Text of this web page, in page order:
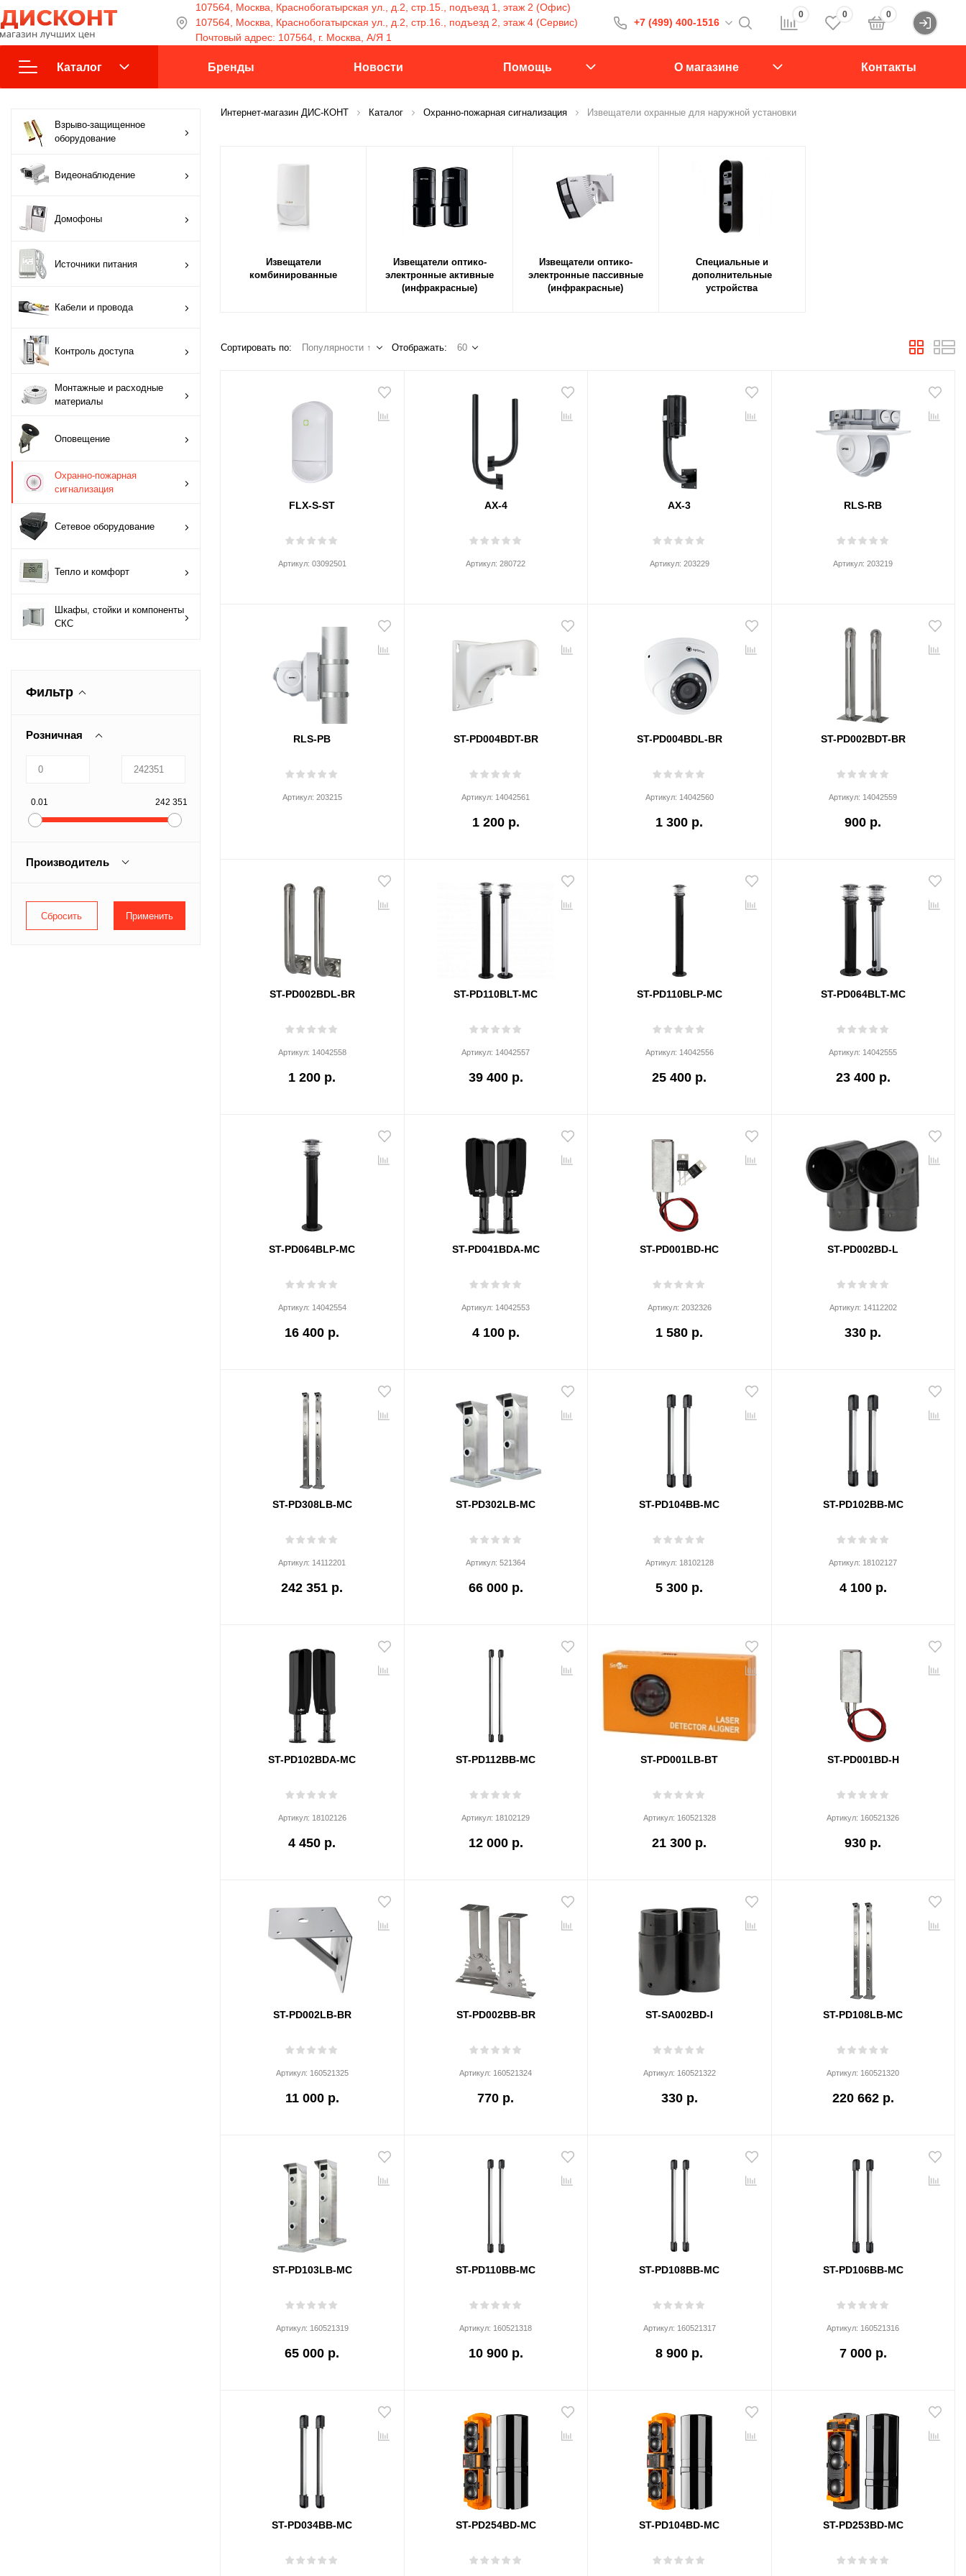
107564, Москва, Краснобогатырская ул., д.2, стр.15., подъезд 1, этаж 2 (Офис)
107564, Москва, Краснобогатырская ул., д.2, стр.16., подъезд 2, этаж 4 (Сервис)
Почтовый адрес: 107564, г. Москва, А/Я 1
+7 (499) 400-1516
+7 (499) 400-1516
С 9:30 до 18:00
0 0 0
Каталог
оборудование
Видеонаблюдение
Кабели и провода
Контроль доступа
Монтажные и
расходные
Охранно-пожарная
оборудование
компоненты СКС
Бренды Новости Помощь О магазине Контакты
Взрыво-защищенное
оборудование
Видеонаблюдение
Домофоны
Источники питания
Кабели и провода
Контроль доступа
Монтажные и расходные
материалы
Оповещение
Охранно-пожарная
сигнализация
Сетевое оборудование
Тепло и комфорт
Шкафы, стойки и компоненты
СКС
Фильтр
Розничная
0.01 242 351
Производитель
Smartec
Интернет-магазин ДИС-КОНТ Каталог Охранно-пожарная сигнализация Извещатели охранные для наружной установки
Извещатели
комбинированные
Извещатели оптико-
электронные активные
(инфракрасные)
Извещатели оптико-
электронные пассивные
(инфракрасные)
Специальные и
дополнительные
устройства
Сортировать по: Популярности ↑ Отображать: 60
FLX-S-ST
Артикул: 03092501
AX-4
Артикул:280722
AX-3
Артикул: 203229
RLS-RB
Артикул:203219
RLS-PB
Артикул: 203215
ST-PD004BDT-BR
Артикул: 14042561
1 200 р.
ST-PD004BDL-BR
Артикул: 14042560
1 300 р.
ST-PD002BDT-BR
Артикул: 14042559
900 р.
ST-PD002BDL-BR
Артикул: 14042558
1 200 р.
ST-PD110BLT-MC
Артикул: 14042557
39 400 р.
ST-PD110BLP-MC
Артикул: 14042556
25 400 р.
ST-PD064BLT-MC
Артикул: 14042555
23 400 р.
ST-PD064BLP-MC
Артикул: 14042554
16 400 р.
ST-PD041BDA-MC
Артикул: 14042553
4 100 р.
ST-PD001BD-HC
Артикул: 2032326
1 580 р.
ST-PD002BD-L
Артикул: 14112202
330 р.
ST-PD308LB-MC
Артикул: 14112201
242 351 р.
ST-PD302LB-MC
Артикул:521364
66 000 р.
ST-PD104BB-MC
Артикул: 18102128
5 300 р.
ST-PD102BB-MC
Артикул: 18102127
4 100 р.
ST-PD102BDA-MC
Артикул: 18102126
4 450 р.
ST-PD112BB-MC
Артикул: 18102129
12 000 р.
ST-PD001LB-BT
Артикул: 160521328
21 300 р.
ST-PD001BD-H
Артикул: 160521326
930 р.
ST-PD002LB-BR
Артикул: 160521325
11 000 р.
ST-PD002BB-BR
Артикул: 160521324
770 р.
ST-SA002BD-I
Артикул: 160521322
330 р.
ST-PD108LB-MC
Артикул: 160521320
220 662 р.
ST-PD103LB-MC
Артикул: 160521319
65 000 р.
ST-PD110BB-MC
Артикул: 160521318
10 900 р.
ST-PD108BB-MC
Артикул: 160521317
8 900 р.
ST-PD106BB-MC
Артикул: 160521316
7 000 р.
ST-PD034BB-MC ST-PD254BD-MC ST-PD104BD-MC ST-PD253BD-MC